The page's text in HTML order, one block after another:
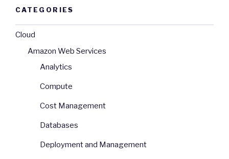
CATEGORIES
Cloud
Amazon Web Services
Analytics
Compute
Cost Management
Databases
Deployment and Management